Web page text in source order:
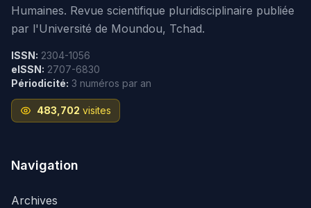
Humaines. Revue scientifique pluridisciplinaire publiée
par l'Université de Moundou, Tchad.
ISSN: 2304-1056
eISSN: 2707-6830
Périodicité: 3 numéros par an
483,702 visites
Navigation
Archives